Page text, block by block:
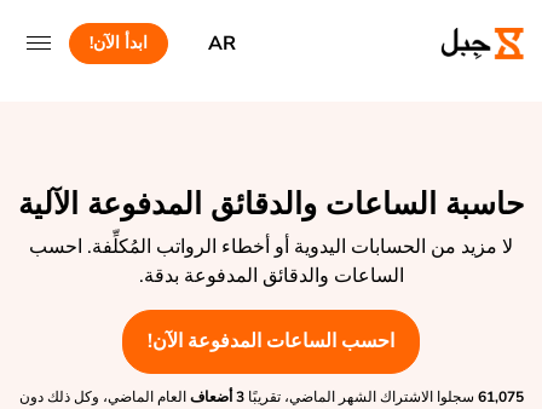
AR ابدأ الآن!
حاسبة الساعات والدقائق المدفوعة الآلية
لا مزيد من الحسابات اليدوية أو أخطاء الرواتب المُكلِّفة. احسب
الساعات والدقائق المدفوعة بدقة.
احسب الساعات المدفوعة الآن!
61,075 سجلوا الاشتراك الشهر الماضي، تقريبًا 3 أضعاف
العام الماضي، وكل ذلك دون